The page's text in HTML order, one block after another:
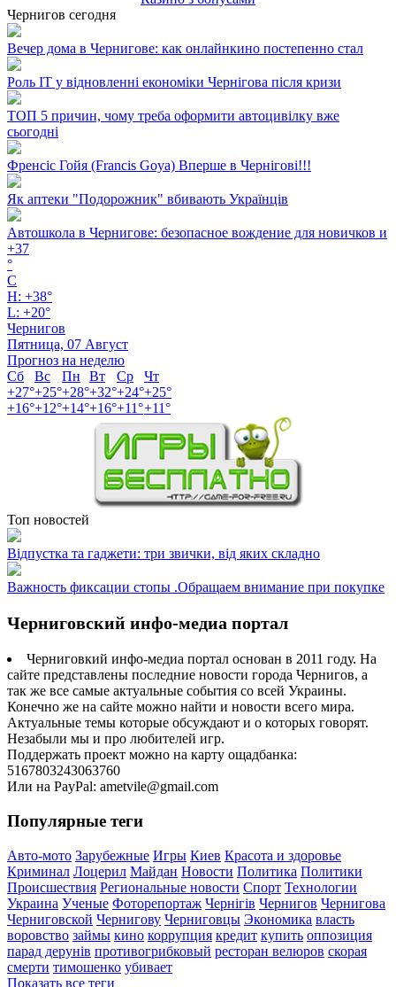
Чернигов сегодня
Вечер дома в Чернигове: как онлайнкино постепенно стал
Роль ІТ у відновленні економіки Чернігова після кризи
ТОП 5 причин, чому треба оформити автоцивілку вже
сьогодні
Френсіс Гойя (Francis Goya) Вперше в Чернігові!!!
Як аптеки "Подорожник" вбивають Українців
Автошкола в Чернигове: безопасное вождение для новичков и
+37
°
C
H: +38°
L: +20°
Чернигов
Пятница, 07 Август
Прогноз на неделю
Сб
Вс Пн Вт Ср
Чт
+27°+25°+28°+32°+24°+25°
+16°+12°+14°+16°+11°+11°
Топ новостей
Відпустка та гаджети: три звички, від яких складно
Важность фиксации стопы .Обращаем внимание при покупке
Черниговский инфо-медиа портал
Черниговкий инфо-медиа портал основан в 2011 году. На
сайте представлены последние новости города Чернигов, а
так же все самые актуальные события со всей Украины.
Конечно же на сайте можно найти и новости всего мира.
Актуальные темы которые обсуждают и о которых говорят.
Незабыли мы и про любителей игр.
Поддержать проект можно на карту ощадбанка:
5167803243063760
Или на PayPal: ametvile@gmail.com
Популярные теги
Авто-мото Зарубежные Игры Киев Красота и здоровье
Криминал Лоцерил Майдан Новости Политика Политики
Происшествия Региональные новости Спорт Технологии
Украина Ученые Фоторепортаж Чернігів Чернигов Чернигова
Черниговской Чернигову Черниговцы Экономика власть
воровство займы кино коррупция кредит купить оппозиция
парад дерунів противогрибковый ресторан велюров скорая
смерти тимошенко убивает
Показать все теги